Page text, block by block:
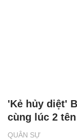
QUÂN SỰ
'Kẻ hủy diệt'
cùng lúc 2